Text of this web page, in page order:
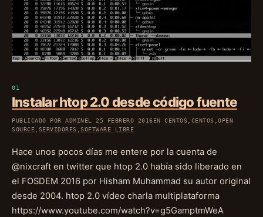
Instalar htop 2.0 desde código fuente
PUBLICADO PORADMINEL25 FEBRERO 2016ENCENTOS CENTOS ,OPEN
SOURCE
SERVIDORES ,SOFTWARE LIBRE
Hace unos pocos días me entere por la cuenta de
@nixcraft en twitter que htop 2.0 había sido liberado en
el FOSDEM 2016 por Hisham Muhammad su autor original
desde 2004. htop 2.0 vídeo charla multiplataforma
https://www.youtube.com/watch?v=g5GamptmWeA